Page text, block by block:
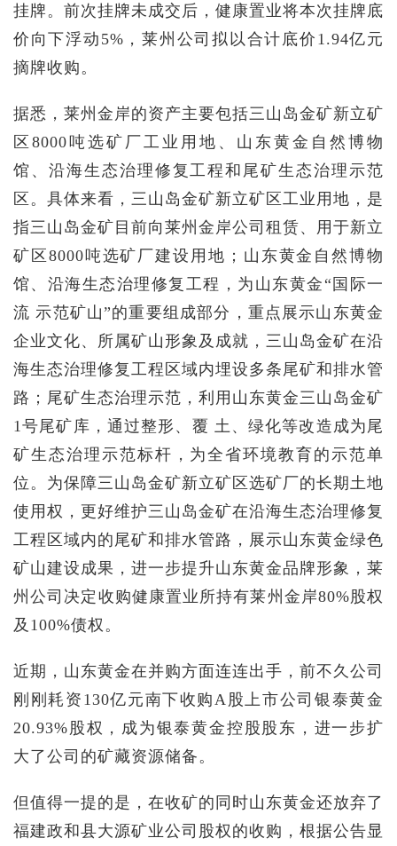
挂牌。前次挂牌未成交后，健康置业将本次挂牌底
价向下浮动5%，莱州公司拟以合计底价1.94亿元
摘牌收购。
据悉，莱州金岸的资产主要包括三山岛金矿新立矿
区8000吨选矿厂工业用地、山东黄金自然博物
馆、沿海生态治理修复工程和尾矿生态治理示范
区。具体来看，三山岛金矿新立矿区工业用地，是
指三山岛金矿目前向莱州金岸公司租赁、用于新立
矿区8000吨选矿厂建设用地；山东黄金自然博物
馆、沿海生态治理修复工程，为山东黄金“国际一
流 示范矿山”的重要组成部分，重点展示山东黄金
企业文化、所属矿山形象及成就，三山岛金矿在沿
海生态治理修复工程区域内埋设多条尾矿和排水管
路；尾矿生态治理示范，利用山东黄金三山岛金矿
1号尾矿库，通过整形、覆 土、绿化等改造成为尾
矿生态治理示范标杆，为全省环境教育的示范单
位。为保障三山岛金矿新立矿区选矿厂的长期土地
使用权，更好维护三山岛金矿在沿海生态治理修复
工程区域内的尾矿和排水管路，展示山东黄金绿色
矿山建设成果，进一步提升山东黄金品牌形象，莱
州公司决定收购健康置业所持有莱州金岸80%股权
及100%债权。
近期，山东黄金在并购方面连连出手，前不久公司
刚刚耗资130亿元南下收购A股上市公司银泰黄金
20.93%股权，成为银泰黄金控股股东，进一步扩
大了公司的矿藏资源储备。
但值得一提的是，在收矿的同时山东黄金还放弃了
福建政和县大源矿业公司股权的收购，根据公告显